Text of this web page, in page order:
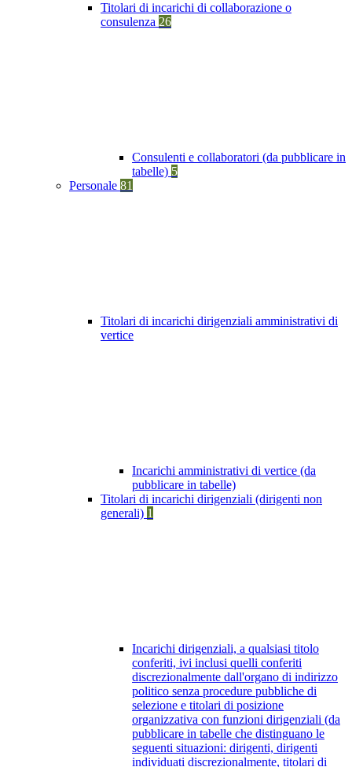
Titolari di incarichi di collaborazione o
consulenza 26
Consulenti e collaboratori (da pubblicare in
tabelle) 5
Personale 81
Titolari di incarichi dirigenziali amministrativi di
vertice
Incarichi amministrativi di vertice (da
pubblicare in tabelle)
Titolari di incarichi dirigenziali (dirigenti non
generali) 1
Incarichi dirigenziali, a qualsiasi titolo
conferiti, ivi inclusi quelli conferiti
discrezionalmente dall'organo di indirizzo
politico senza procedure pubbliche di
selezione e titolari di posizione
organizzativa con funzioni dirigenziali (da
pubblicare in tabelle che distinguano le
seguenti situazioni: dirigenti, dirigenti
individuati discrezionalmente, titolari di